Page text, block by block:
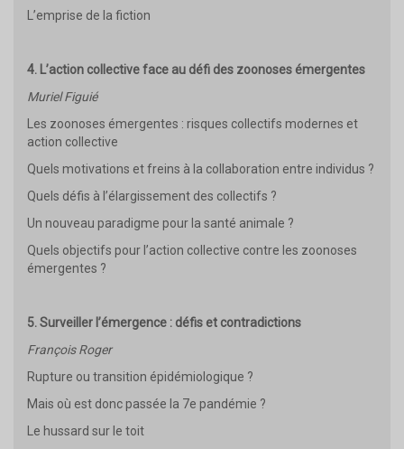
L’emprise de la fiction
4. L’action collective face au défi des zoonoses émergentes
Muriel Figuié
Les zoonoses émergentes : risques collectifs modernes et
action collective
Quels motivations et freins à la collaboration entre individus ?
Quels défis à l’élargissement des collectifs ?
Un nouveau paradigme pour la santé animale ?
Quels objectifs pour l’action collective contre les zoonoses
émergentes ?
5. Surveiller l’émergence : défis et contradictions
François Roger
Rupture ou transition épidémiologique ?
Mais où est donc passée la 7e pandémie ?
Le hussard sur le toit